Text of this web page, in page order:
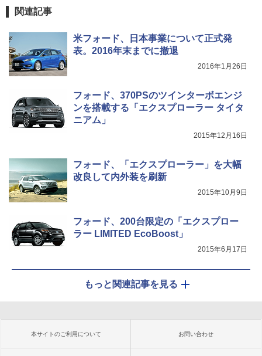
関連記事
米フォード、日本事業について正式発
表。2016年末までに撤退
2016年1月26日
フォード、370PSのツインターボエンジ
ンを搭載する「エクスプローラー タイタ
ニアム」
2015年12月16日
フォード、「エクスプローラー」を大幅
改良して内外装を刷新
2015年10月9日
フォード、200台限定の「エクスプロー
ラー LIMITED EcoBoost」
2015年6月17日
もっと関連記事を見る
本サイトのご利用について お問い合わせ